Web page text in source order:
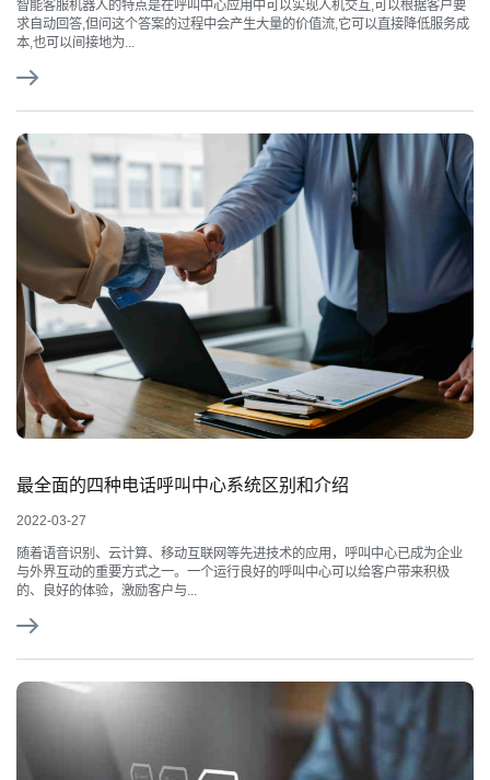
智能客服机器人的特点是在呼叫中心应用中可以实现人机交互,可以根据客户要
求自动回答,但问这个答案的过程中会产生大量的价值流,它可以直接降低服务成
本,也可以间接地为...
最全面的四种电话呼叫中心系统区别和介绍
2022-03-27
随着语音识别、云计算、移动互联网等先进技术的应用，呼叫中心已成为企业
与外界互动的重要方式之一。一个运行良好的呼叫中心可以给客户带来积极
的、良好的体验，激励客户与...